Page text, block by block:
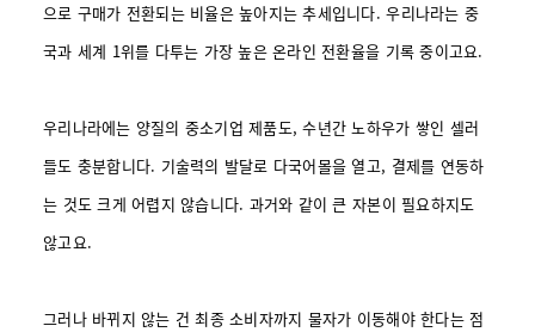
으로 구매가 전환되는 비율은 높아지는 추세입니다. 우리나라는 중
국과 세계 1위를 다투는 가장 높은 온라인 전환율을 기록 중이고요.
우리나라에는 양질의 중소기업 제품도, 수년간 노하우가 쌓인 셀러
들도 충분합니다. 기술력의 발달로 다국어몰을 열고, 결제를 연동하
는 것도 크게 어렵지 않습니다. 과거와 같이 큰 자본이 필요하지도
않고요.
그러나 바뀌지 않는 건 최종 소비자까지 물자가 이동해야 한다는 점